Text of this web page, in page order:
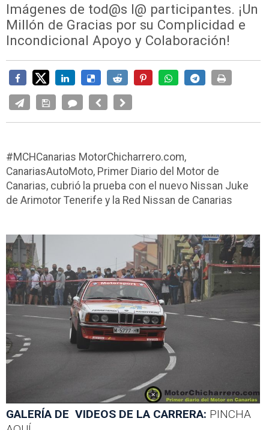
Imágenes de tod@s l@ participantes. ¡Un
Millón de Gracias por su Complicidad e
Incondicional Apoyo y Colaboración!
#MCHCanarias MotorChicharrero.com,
CanariasAutoMoto, Primer Diario del Motor de
Canarias, cubrió la prueba con el nuevo Nissan Juke
de Arimotor Tenerife y la Red Nissan de Canarias
GALERÍA DE VIDEOS DE LA CARRERA: PINCHA